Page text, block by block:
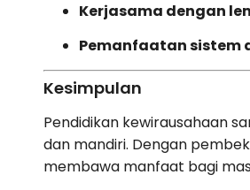
Kerjasama dengan
Pemanfaatan sistem
Kesimpulan
Pendidikan kewirausahaan
dan mandiri. Dengan
membawa manfaat bagi